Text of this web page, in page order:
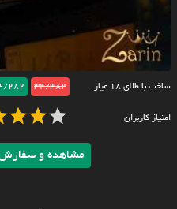
ساخت با طلای ۱۸ عیار 34/382
282
امتیاز کاربران
مشاهده و سفارش